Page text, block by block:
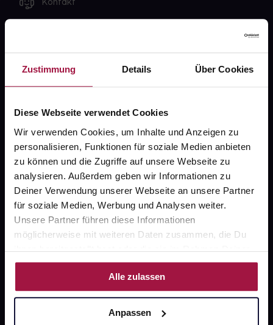
Zustimmung Details Über Cookies
Diese Webseite verwendet Cookies
Wir verwenden Cookies, um Inhalte und Anzeigen zu
personalisieren, Funktionen für soziale Medien anbieten
zu können und die Zugriffe auf unsere Webseite zu
analysieren. Außerdem geben wir Informationen zu
Deiner Verwendung unserer Webseite an unsere Partner
für soziale Medien, Werbung und Analysen weiter.
Unsere Partner führen diese Informationen
möglicherweise mit weiteren Daten zusammen, die Du
ihnen bereitgestellt hast oder die sie im Rahmen Deiner
Nutzung der Dienste gesammelt haben.
Alle zulassen
Anpassen
gesund.de
Über uns
Karriere
Newsletter
Barrierefreiheitserklärung
PAYBACK